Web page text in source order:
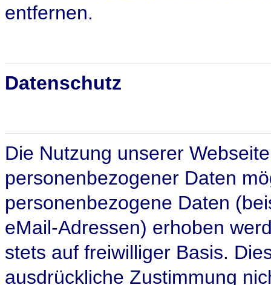
entfernen.
Datenschutz
Die Nutzung unserer
personenbezogener Daten
personenbezogene Daten
eMail-Adressen) erhoben
stets auf freiwilliger Basis.
ausdrückliche Zustimmung